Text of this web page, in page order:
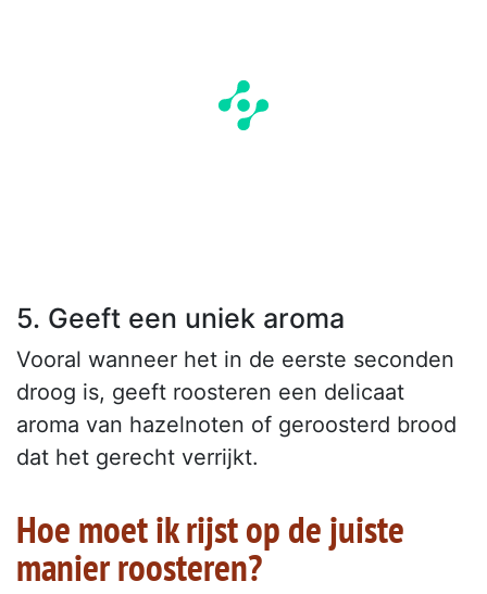
5. Geeft een uniek aroma
Vooral wanneer het in de eerste seconden
droog is, geeft roosteren een delicaat
aroma van hazelnoten of geroosterd brood
dat het gerecht verrijkt.
Hoe moet ik rijst op de juiste
manier roosteren?